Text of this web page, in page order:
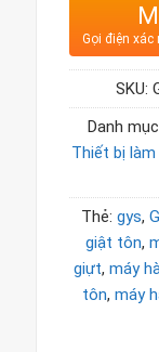
Gọi điện
SKU:
Danh
Thiết bị
Thẻ: gys,
giật tôn,
giựt, máy
tôn, máy